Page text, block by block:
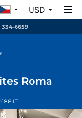
USD
334-6659
Roma
IT